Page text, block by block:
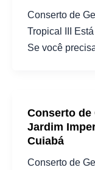
Conserto de
Tropical III
Se você
Conserto de
Jardim
Cuiabá
Conserto de